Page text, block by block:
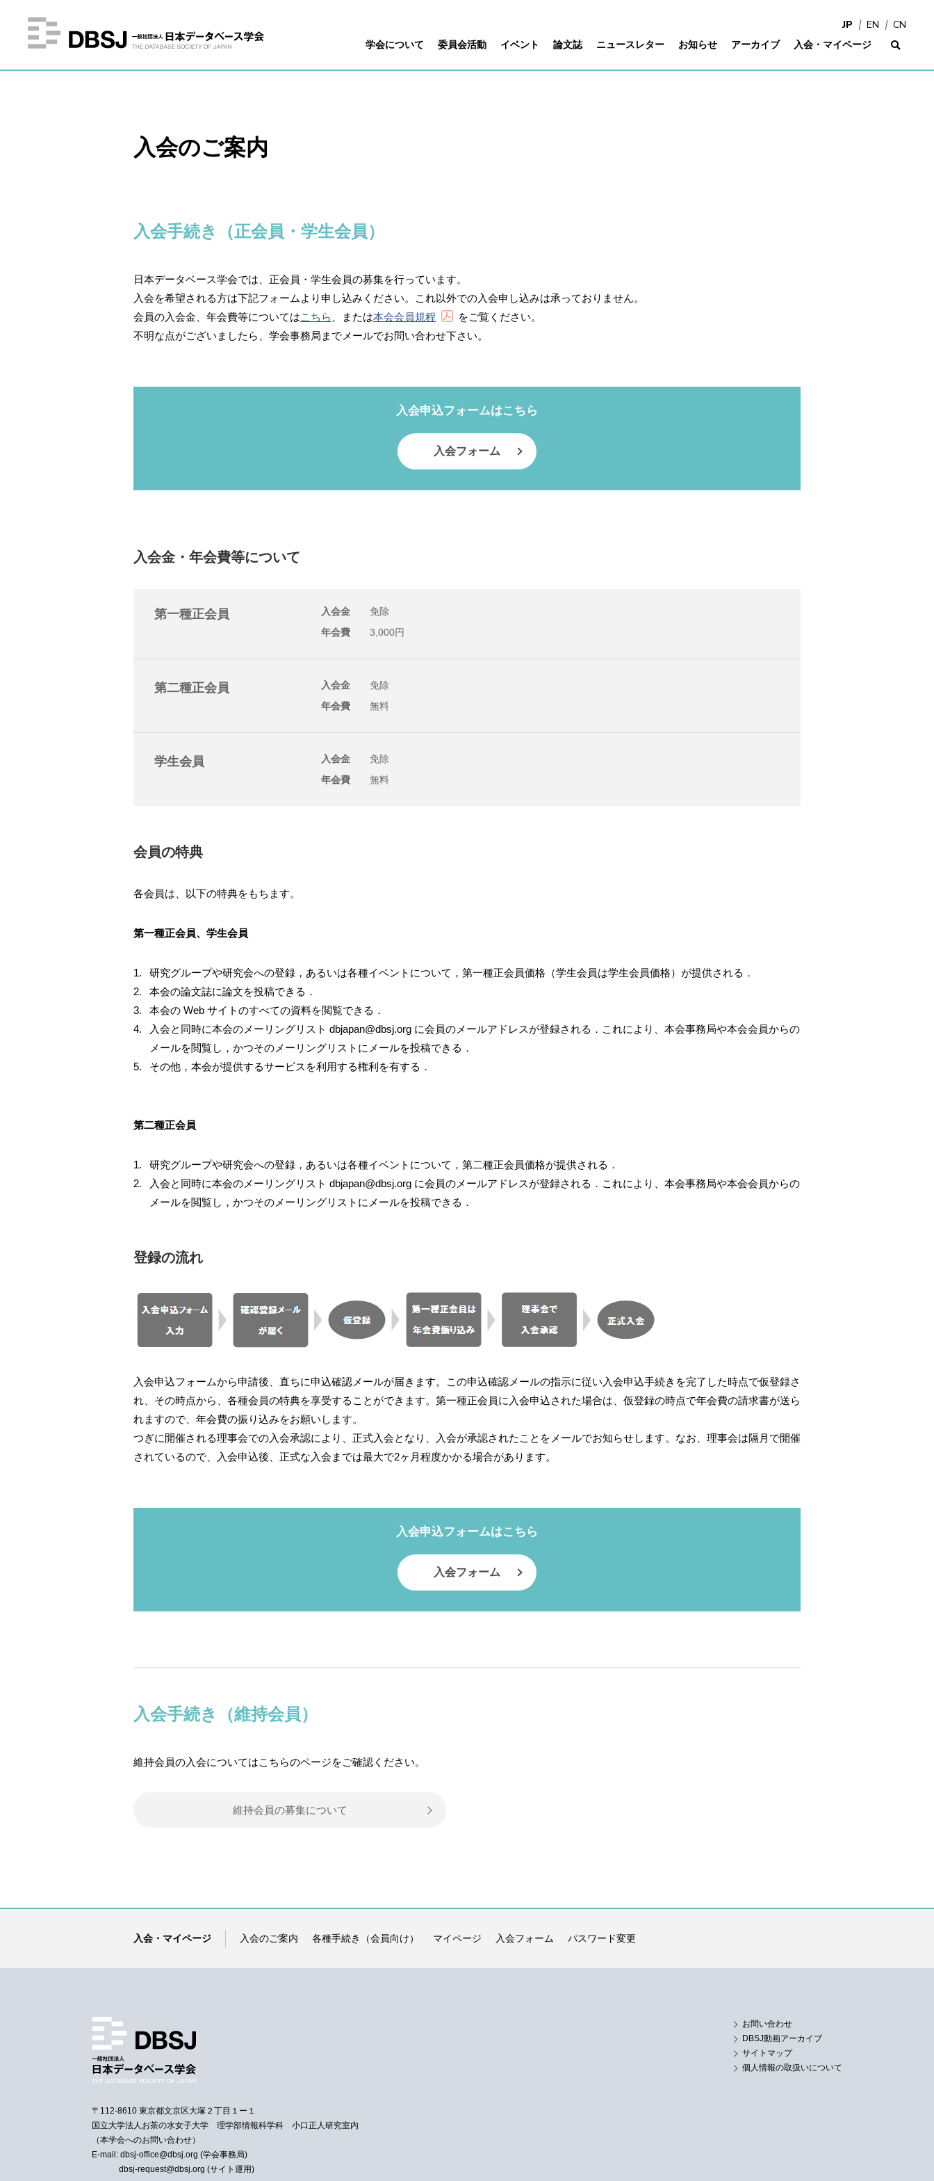
学会について 委員会活動 イベント 論文誌 ニュースレター お知らせ アーカイブ 入会・マイページ
JP EN CN
入会のご案内
入会手続き（正会員・学生会員）
日本データベース学会では、正会員・学生会員の募集を行っています。
入会を希望される方は下記フォームより申し込みください。これ以外での入会申し込みは承っておりません。
会員の入会金、年会費等についてはこちら 、または本会会員規程
をご覧ください。
不明な点がございましたら、学会事務局までメールでお問い合わせ下さい。
入会申込フォームはこちら
入会フォーム
入会金・年会費等について
第一種正会員 入会金
免除
年会費
3,000円
第二種正会員 入会金
免除
年会費
無料
学生会員 入会金
免除
年会費
無料
会員の特典
各会員は、以下の特典をもちます。
第一種正会員、学生会員
研究グループや研究会への登録，あるいは各種イベントについて，第一種正会員価格（学生会員は学生会員価格）が提供される．
本会の論文誌に論文を投稿できる．
本会の Web サイトのすべての資料を閲覧できる．
入会と同時に本会のメーリングリスト dbjapan@dbsj.org に会員のメールアドレスが登録される．これにより、本会事務局や本会会員からの
メールを閲覧し，かつそのメーリングリストにメールを投稿できる．
その他，本会が提供するサービスを利用する権利を有する．
第二種正会員
研究グループや研究会への登録，あるいは各種イベントについて，第二種正会員価格が提供される．
入会と同時に本会のメーリングリスト dbjapan@dbsj.org に会員のメールアドレスが登録される．これにより、本会事務局や本会会員からの
メールを閲覧し，かつそのメーリングリストにメールを投稿できる．
登録の流れ
入会申込フォームから申請後、直ちに申込確認メールが届きます。この申込確認メールの指示に従い入会申込手続きを完了した時点で仮登録さ
れ、その時点から、各種会員の特典を享受することができます。第一種正会員に入会申込された場合は、仮登録の時点で年会費の請求書が送ら
れますので、年会費の振り込みをお願いします。
つぎに開催される理事会での入会承認により、正式入会となり、入会が承認されたことをメールでお知らせします。なお、理事会は隔月で開催
されているので、入会申込後、正式な入会までは最大で2ヶ月程度かかる場合があります。
入会申込フォームはこちら
入会フォーム
入会手続き（維持会員）
維持会員の入会についてはこちらのページをご確認ください。
維持会員の募集について
入会・マイページ 入会のご案内 各種手続き（会員向け） マイページ 入会フォーム パスワード変更
お問い合わせ
DBSJ動画アーカイブ
サイトマップ
個人情報の取扱いについて
〒112-8610 東京都文京区大塚２丁目１ー１
国立大学法人お茶の水女子大学 理学部情報科学科 小口正人研究室内
（本学会へのお問い合わせ）
E-mail: dbsj-office@dbsj.org (学会事務局)
dbsj-request@dbsj.org (サイト運用)